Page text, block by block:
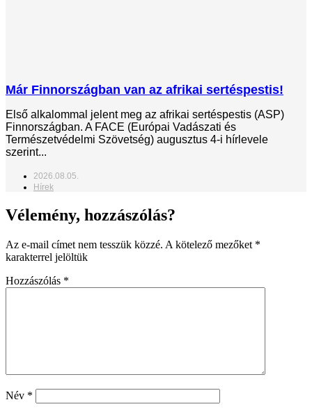
Már Finnországban van az afrikai sertéspestis!
Első alkalommal jelent meg az afrikai sertéspestis (ASP)
Finnországban. A FACE (Európai Vadászati és
Természetvédelmi Szövetség) augusztus 4-i hírlevele
szerint...
2026.08.05.
Hírek
Vélemény, hozzászólás?
Az e-mail címet nem tesszük közzé. A kötelező mezőket *
karakterrel jelöltük
Hozzászólás *
Név *